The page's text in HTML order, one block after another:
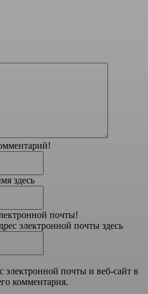
здесь
почты!
электронной почты здесь
электронной почты и веб-сайт в
комментария.